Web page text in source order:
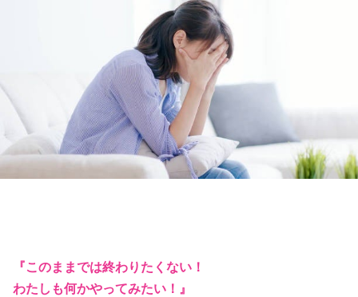
『このままでは終わりたくない！
わたしも何かやってみたい！』